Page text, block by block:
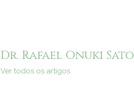
Dr. Rafael Onuki Sato
Ver todos os artigos